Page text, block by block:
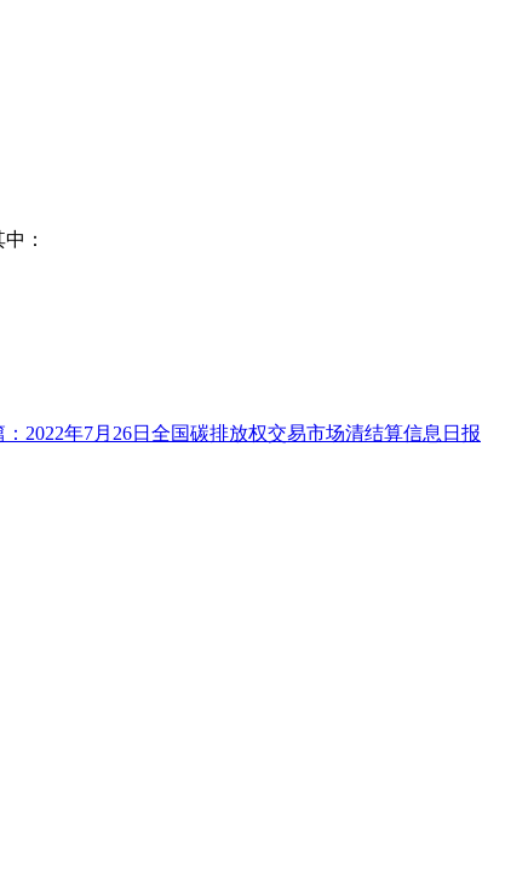
：
：2022年7月26日全国碳排放权交易市场清结算信息日报